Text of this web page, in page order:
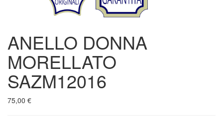
ANELLO DONNA
MORELLATO
SAZM12016
75,00 €